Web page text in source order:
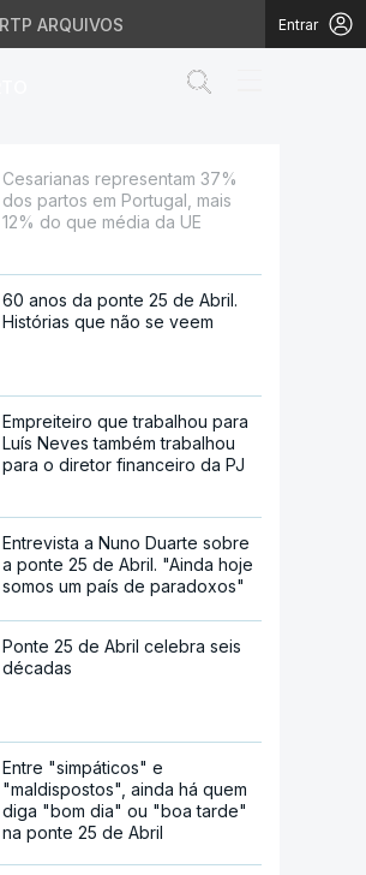
RTP ARQUIVOS Entrar
mais 12%
Cesarianas representam 37%
dos partos em Portugal, mais
12% do que média da UE
60 anos da ponte 25 de Abril.
Histórias que não se veem
Empreiteiro que trabalhou para
Luís Neves também trabalhou
para o diretor financeiro da PJ
Entrevista a Nuno Duarte sobre
a ponte 25 de Abril. "Ainda hoje
somos um país de paradoxos"
Ponte 25 de Abril celebra seis
décadas
Entre "simpáticos" e
"maldispostos", ainda há quem
diga "bom dia" ou "boa tarde"
na ponte 25 de Abril